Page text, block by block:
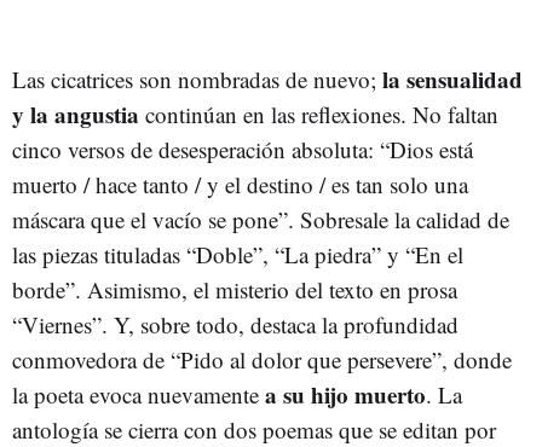
Las cicatrices son nombradas de nuevo; la sensualidad
y la angustia continúan en las reflexiones. No faltan
cinco versos de desesperación absoluta: “Dios está
muerto / hace tanto / y el destino / es tan solo una
máscara que el vacío se pone”. Sobresale la calidad de
las piezas tituladas “Doble”, “La piedra” y “En el
borde”. Asimismo, el misterio del texto en prosa
“Viernes”. Y, sobre todo, destaca la profundidad
conmovedora de “Pido al dolor que persevere”, donde
la poeta evoca nuevamente a su hijo muerto. La
antología se cierra con dos poemas que se editan por